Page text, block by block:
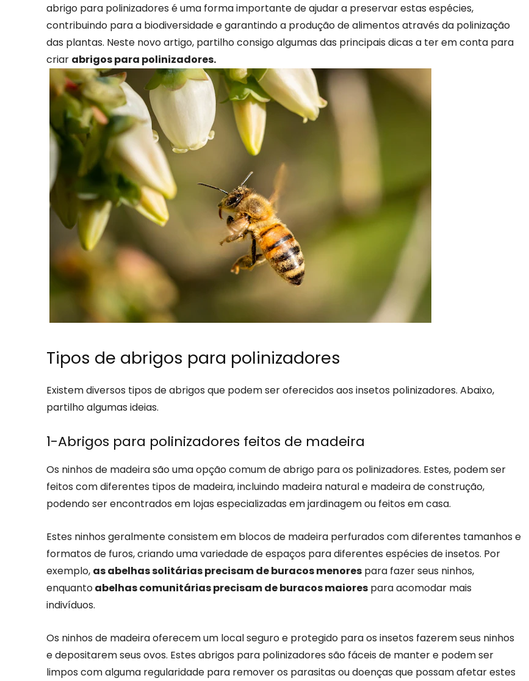
abrigo para polinizadores é uma forma importante de ajudar a preservar estas espécies,
contribuindo para a biodiversidade e garantindo a produção de alimentos através da polinização
das plantas. Neste novo artigo, partilho consigo algumas das principais dicas a ter em conta para
criar abrigos para polinizadores.
Tipos de abrigos para polinizadores
Existem diversos tipos de abrigos que podem ser oferecidos aos insetos polinizadores. Abaixo,
partilho algumas ideias.
1-Abrigos para polinizadores feitos de madeira
Os ninhos de madeira são uma opção comum de abrigo para os polinizadores. Estes, podem ser
feitos com diferentes tipos de madeira, incluindo madeira natural e madeira de construção,
podendo ser encontrados em lojas especializadas em jardinagem ou feitos em casa.
Estes ninhos geralmente consistem em blocos de madeira perfurados com diferentes tamanhos e
formatos de furos, criando uma variedade de espaços para diferentes espécies de insetos. Por
exemplo, as abelhas solitárias precisam de buracos menores para fazer seus ninhos,
enquantoabelhas comunitárias precisam de buracos maiores para acomodar mais
indivíduos.
Os ninhos de madeira oferecem um local seguro e protegido para os insetos fazerem seus ninhos
e depositarem seus ovos. Estes abrigos para polinizadores são fáceis de manter e podem ser
limpos com alguma regularidade para remover os parasitas ou doenças que possam afetar estes